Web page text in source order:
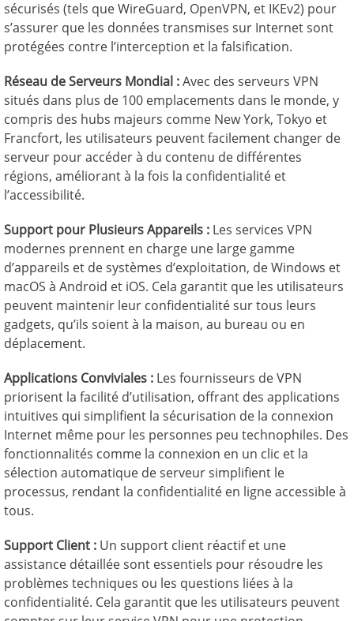
sécurisés (tels que WireGuard, OpenVPN, et IKEv2) pour
s’assurer que les données transmises sur Internet sont
protégées contre l’interception et la falsification.
Réseau de Serveurs Mondial :Avec des serveurs VPN
situés dans plus de 100 emplacements dans le monde, y
compris des hubs majeurs comme New York, Tokyo et
Francfort, les utilisateurs peuvent facilement changer de
serveur pour accéder à du contenu de différentes
régions, améliorant à la fois la confidentialité et
l’accessibilité.
Support pour Plusieurs Appareils : Les services VPN
modernes prennent en charge une large gamme
d’appareils et de systèmes d’exploitation, de Windows et
macOS à Android et iOS. Cela garantit que les utilisateurs
peuvent maintenir leur confidentialité sur tous leurs
gadgets, qu’ils soient à la maison, au bureau ou en
déplacement.
Applications Conviviales : Les fournisseurs de VPN
priorisent la facilité d’utilisation, offrant des applications
intuitives qui simplifient la sécurisation de la connexion
Internet même pour les personnes peu technophiles. Des
fonctionnalités comme la connexion en un clic et la
sélection automatique de serveur simplifient le
processus, rendant la confidentialité en ligne accessible à
tous.
Support Client : Un support client réactif et une
assistance détaillée sont essentiels pour résoudre les
problèmes techniques ou les questions liées à la
confidentialité. Cela garantit que les utilisateurs peuvent